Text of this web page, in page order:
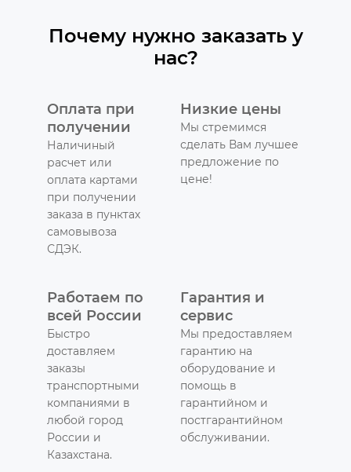
Почему нужно заказать у
нас?
Оплата при
получении
Наличиный
расчет или
оплата картами
при получении
заказа в пунктах
самовывоза
СДЭК.
Низкие цены
Мы стремимся
сделать Вам лучшее
предложение по
цене!
Работаем по
всей России
Быстро
доставляем
заказы
транспортными
компаниями в
любой город
России и
Казахстана.
Гарантия и
сервис
Мы предоставляем
гарантию на
оборудование и
помощь в
гарантийном и
постгарантийном
обслуживании.